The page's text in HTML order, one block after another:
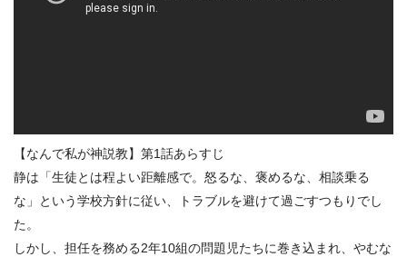
【なんで私が神説教】第1話あらすじ
静は「生徒とは程よい距離感で。怒るな、褒めるな、相談乗る
な」という学校方針に従い、トラブルを避けて過ごすつもりでし
た。
しかし、担任を務める2年10組の問題児たちに巻き込まれ、やむな